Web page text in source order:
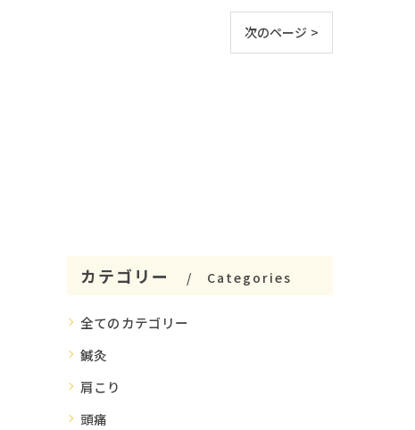
次のページ >
カテゴリー Categories
全てのカテゴリー
鍼灸
肩こり
頭痛